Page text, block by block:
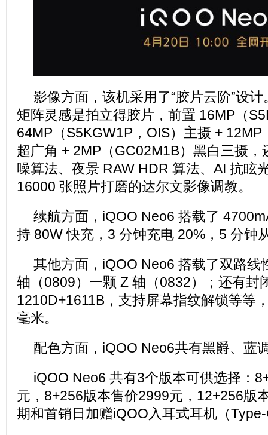
影像方面，该机采用了“胶片云阶”设
矩阵灵感是拍立得胶片，前置 16MP（
64MP（S5KGW1P，OIS）主摄 + 12MP
超广角 + 2MP（GC02M1B）黑白三摄，
噪算法、夜景 RAW HDR 算法、AI 抗眩
16000 张照片打磨的达尔文影像调教。
续航方面，iQOO Neo6 搭载了
持 80W 快充，3 分钟充电 20%，5 分钟
其他方面，iQOO Neo6 搭载了双路线
轴（0809）一颗 Z 轴（0832）；还有封
1210D+1611B，支持屏幕指纹解锁等等
毫米。
配色方面，iQOO Neo6共有黑爵、蓝
iQOO Neo6 共有3个版本可供选择：
元，8+256版本售价2999元，12+256版
期和首销日加赠iQOO入耳式耳机（